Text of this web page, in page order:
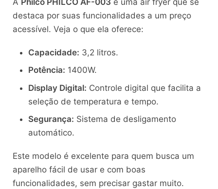
destaca por suas funcionalidades a um preço
acessível. Veja o que ela oferece:
Capacidade: 3,2 litros.
Potência: 1400W.
Display Digital: Controle digital que facilita a
seleção de temperatura e tempo.
Segurança: Sistema de desligamento
automático.
Este modelo é excelente para quem busca um
aparelho fácil de usar e com boas
funcionalidades, sem precisar gastar muito.